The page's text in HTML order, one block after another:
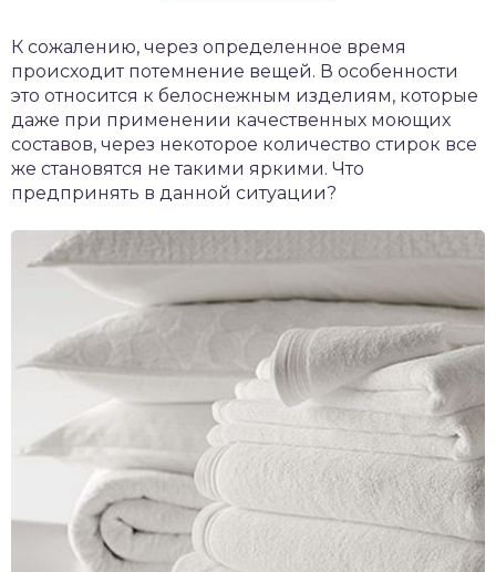
К сожалению, через определенное время
происходит потемнение вещей. В особенности
это относится к белоснежным изделиям, которые
даже при применении качественных моющих
составов, через некоторое количество стирок все
же становятся не такими яркими. Что
предпринять в данной ситуации?